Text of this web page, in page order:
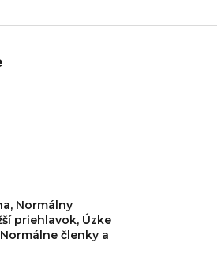
Normálny
priehlavok, Úzke
členky a